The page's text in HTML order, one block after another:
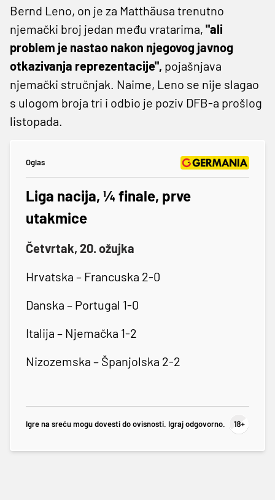
Bernd Leno, on je za Matthäusa trenutno
njemački broj jedan među vratarima, "ali
problem je nastao nakon njegovog javnog
otkazivanja reprezentacije", pojašnjava
njemački stručnjak. Naime, Leno se nije slagao
s ulogom broja tri i odbio je poziv DFB-a prošlog
listopada.
Oglas
Liga nacija, ¼ finale, prve
utakmice
Četvrtak, 20. ožujka
Hrvatska – Francuska 2-0
Danska – Portugal 1-0
Italija – Njemačka 1-2
Nizozemska – Španjolska 2-2
Igre na sreću mogu dovesti do ovisnosti. Igraj odgovorno.